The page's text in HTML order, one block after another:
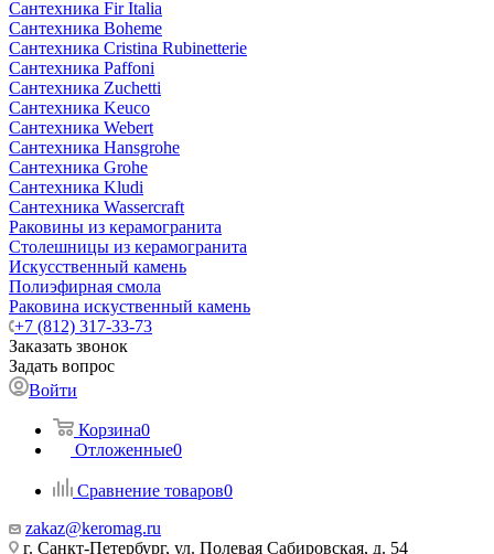
Сантехника Fir Italia
Сантехника Boheme
Сантехника Cristina Rubinetterie
Сантехника Paffoni
Сантехника Zuchetti
Сантехника Keuco
Сантехника Webert
Сантехника Hansgrohe
Сантехника Grohe
Сантехника Kludi
Сантехника Wassercraft
Раковины из керамогранита
Столешницы из керамогранита
Искусственный камень
Полиэфирная смола
Раковина искуственный камень
+7 (812) 317-33-73
Заказать звонок
Задать вопрос
Войти
Корзина0
Отложенные0
Сравнение товаров0
zakaz@keromag.ru
г. Санкт-Петербург, ул. Полевая Сабировская, д. 54